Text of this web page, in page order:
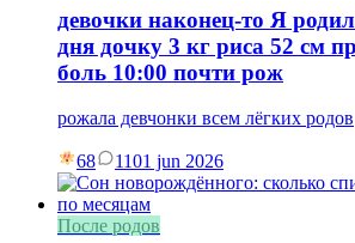
девочки наконец-то Я
дня дочку 3 кг риса 52 см
боль 10:00 почти рож
рожала девчонки всем лёгких родов
68 1101 jun 2026
После родов